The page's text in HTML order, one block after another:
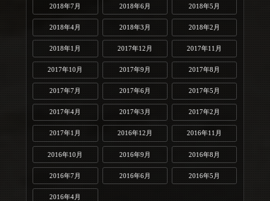
2018年7月 2018年6月 2018年5月
2018年4月 2018年3月 2018年2月
2018年1月 2017年12月 2017年11月
2017年10月 2017年9月 2017年8月
2017年7月 2017年6月 2017年5月
2017年4月 2017年3月 2017年2月
2017年1月 2016年12月 2016年11月
2016年10月 2016年9月 2016年8月
2016年7月 2016年6月 2016年5月
2016年4月